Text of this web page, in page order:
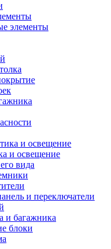
элементы
и освещение
и освещение
вида
и переключатели
и багажника
блоки